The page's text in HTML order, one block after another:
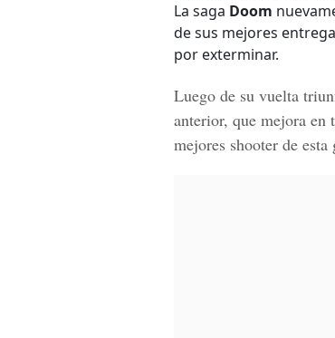
La saga Doom
de sus mejores
por exterminar.
Luego de su vuelta
anterior, que mejora en
mejores shooter de esta